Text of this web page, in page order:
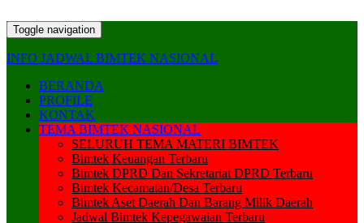
Toggle navigation
INFO JADWAL BIMTEK NASIONAL
BERANDA
PROFILE
KONTAK
TEMA BIMTEK NASIONAL
SELURUH TEMA MATERI BIMTEK
Bimtek Keuangan Terbaru
Bimtek DPRD Dan Sekretariat DPRD Terbaru
Bimtek Kecamatan/Desa Terbaru
Bimtek Aset Daerah Dan Barang Milik Daerah
Jadwal Bimtek Kepegawaian Terbaru